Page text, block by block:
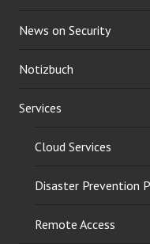
News on Security
Notizbuch
Services
Cloud Services
Disaster Prevention
Remote Access